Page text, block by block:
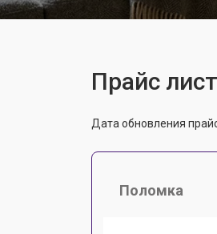
Прайс
Дата обновления
Поломка